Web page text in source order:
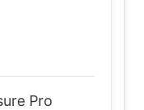
Pro